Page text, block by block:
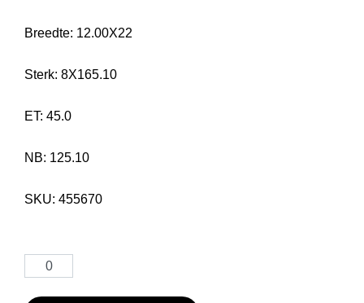
Breedte: 12.00X22
Sterk: 8X165.10
ET: 45.0
NB: 125.10
SKU: 455670